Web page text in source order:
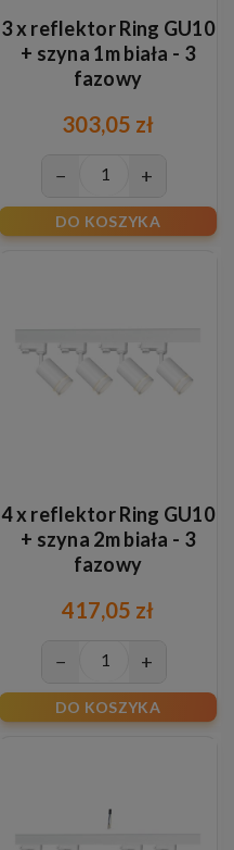
3 x reflektor Ring GU10
+ szyna 1m biała - 3
fazowy
303,05 zł
− +
DO KOSZYKA
4 x reflektor Ring GU10
+ szyna 2m biała - 3
fazowy
417,05 zł
− +
DO KOSZYKA